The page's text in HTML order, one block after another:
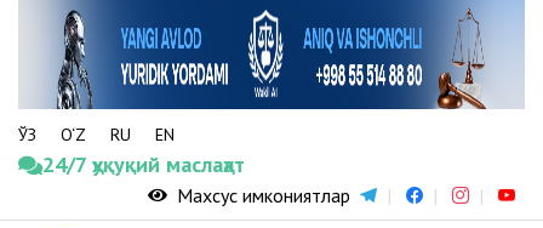
ЎЗ O‘Z RU EN
24/7 ҳуқуқий маслаҳат
Махсус имкониятлар